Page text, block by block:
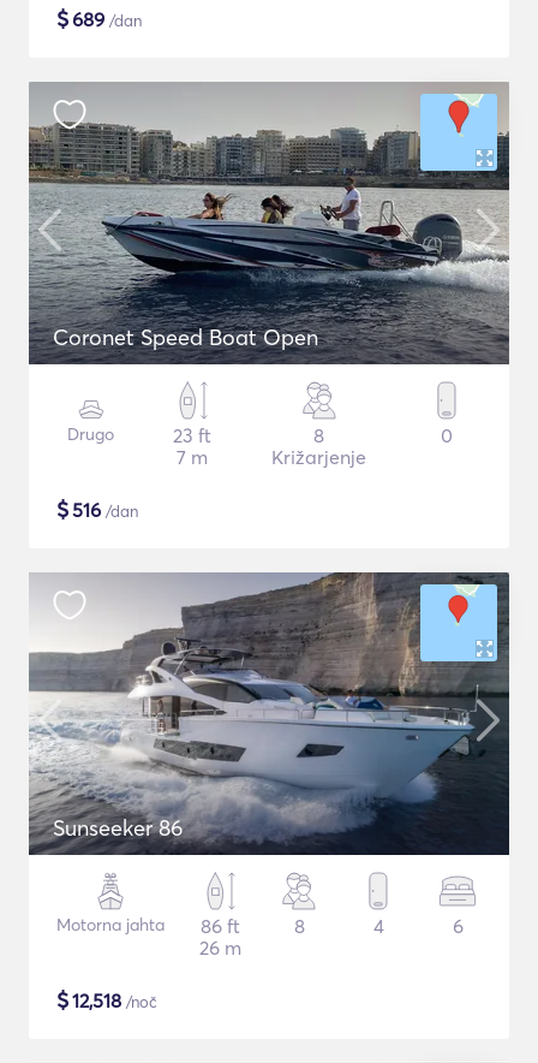
$689 /dan
Coronet Speed Boat Open
Drugo
23 ft
7 m
8
Križarjenje
0
$516 /dan
Sunseeker 86
Motorna jahta
86 ft
26 m
8 4 6
$12,518 /noč